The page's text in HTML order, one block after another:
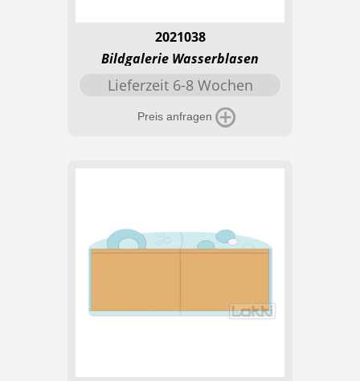
2021038
Bildgalerie Wasserblasen
Lieferzeit 6-8 Wochen
Preis anfragen